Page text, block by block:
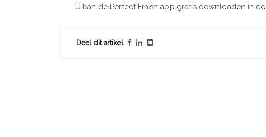
U kan de Perfect Finish app gratis downloaden in de
Deel dit artikel